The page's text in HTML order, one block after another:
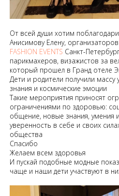
От всей души хотим
Анисимову Елену, организаторов
FASHION EVENTS Санкт-
парикмахеров, визажистов за
который прошел в Гранд отеле
Дети и родители получили массу
знания и космические эмоции
Такие мероприятия приносят
ограничениями по здоровью:
общение, новые знания, умения
уверенность в себе и своих
общества
Спасибо
Желаем всем здоровья
И пускай подобные модные
чаще и наши дети участвуют в